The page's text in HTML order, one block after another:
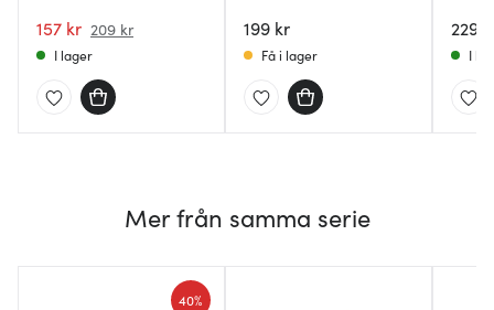
157 kr 209 kr
I lager
199 kr
Få i lager
229
I
Mer från samma serie
40%